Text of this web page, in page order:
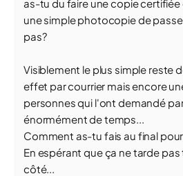
as-tu du faire une copie
une simple photocopie de
pas?
Visiblement le plus simple reste
effet par courrier mais encore
personnes qui l'ont demandé
énormément de temps...
Comment as-tu fais au final
En espérant que ça ne tarde
côté...